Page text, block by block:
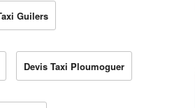
Guilers
Devis Taxi Ploumoguer